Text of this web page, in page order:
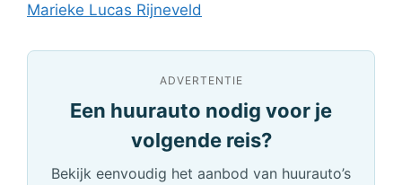
Marieke Lucas Rijneveld
ADVERTENTIE
Een huurauto nodig voor je
volgende reis?
Bekijk eenvoudig het aanbod van huurauto’s